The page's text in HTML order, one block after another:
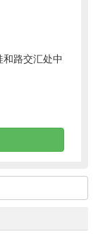
路交汇处中